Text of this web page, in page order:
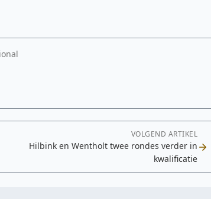
VOLGEND ARTIKEL
Hilbink en Wentholt twee rondes verder in
kwalificatie